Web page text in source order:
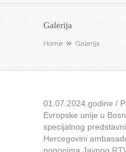
Galerija
Home Galerija
01.07.2024.godine /
Evropske unije u
specijalnog
Hercegovini
pogonima Javnog